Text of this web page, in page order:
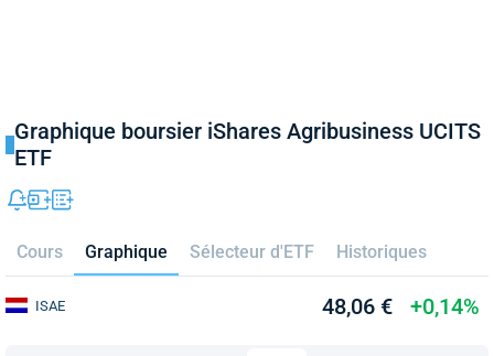
Graphique boursier iShares Agribusiness UCITS
ETF
Cours Graphique Sélecteur d'ETF Historiques
ISAE 48,06 € +0,14%